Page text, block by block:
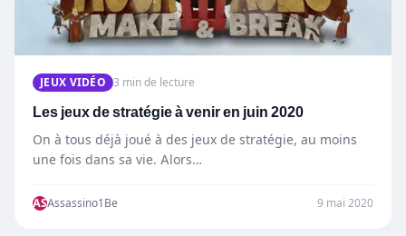
JEUX VIDÉO 3 min de lecture
Les jeux de stratégie à venir en juin 2020
On à tous déjà joué à des jeux de stratégie, au moins
une fois dans sa vie. Alors…
ASAssassino1Be 9 mai 2020